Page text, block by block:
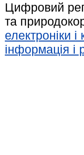
Цифровий
та
електроніки
інформація і